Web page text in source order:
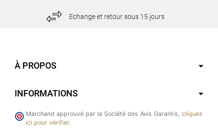
Echange et retour sous 15 jours
À PROPOS
INFORMATIONS
Marchand approuvé par la Société des Avis Garantis, cliquez
ici pour vérifier.